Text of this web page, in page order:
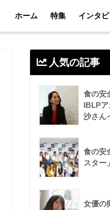
ホーム 特集 インタ
人気の記事
食の安
IBLP
沙さん
食の安
スター
女優の